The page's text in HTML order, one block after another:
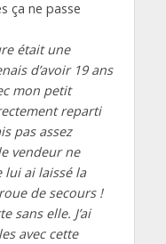
ça ne passe
était une
d’avoir 19 ans
mon petit
reparti
pas assez
vendeur ne
lui ai laissé la
de secours !
sans elle. J’ai
avec cette